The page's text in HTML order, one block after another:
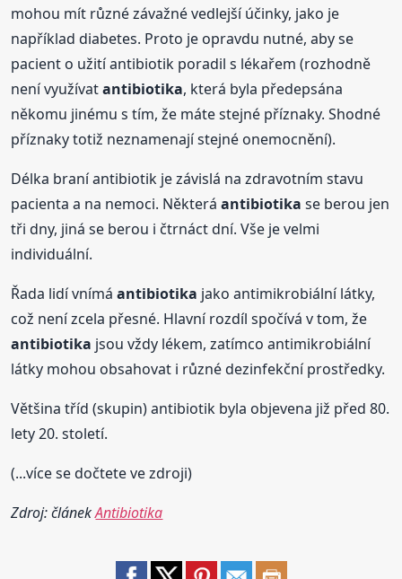
mohou mít různé závažné vedlejší účinky, jako je
například diabetes. Proto je opravdu nutné, aby se
pacient o užití antibiotik poradil s lékařem (rozhodně
není využívatantibiotika, která byla předepsána
někomu jinému s tím, že máte stejné příznaky. Shodné
příznaky totiž neznamenají stejné onemocnění).
Délka braní antibiotik je závislá na zdravotním stavu
pacienta a na nemoci. Některáantibiotika se berou jen
tři dny, jiná se berou i čtrnáct dní. Vše je velmi
individuální.
Řada lidí vnímáantibiotika jako antimikrobiální látky,
což není zcela přesné. Hlavní rozdíl spočívá v tom, že
antibiotika jsou vždy lékem, zatímco antimikrobiální
látky mohou obsahovat i různé dezinfekční prostředky.
Většina tříd (skupin) antibiotik byla objevena již před 80.
lety 20. století.
(...více se dočtete ve zdroji)
Zdroj: článekAntibiotika